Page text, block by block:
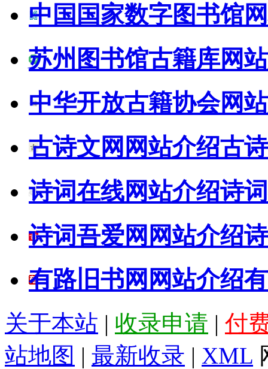
中国国家数字图书馆
苏州图书馆古籍库网
中华开放古籍协会网
古诗文网网站介绍古
诗词在线网站介绍诗
诗词吾爱网网站介绍
有路旧书网网站介绍
关于本站 | 收录申请 | 付
站地图 | 最新收录 | XML